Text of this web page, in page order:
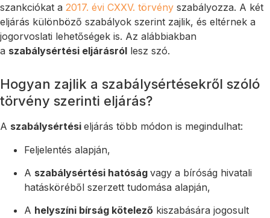
szankciókat a 2017. évi CXXV. törvény szabályozza. A két
eljárás különböző szabályok szerint zajlik, és eltérnek a
jogorvoslati lehetőségek is. Az alábbiakban
a szabálysértési eljárásról lesz szó.
Hogyan zajlik a szabálysértésekről szóló
törvény szerinti eljárás?
A szabálysértési eljárás több módon is megindulhat:
Feljelentés alapján,
A szabálysértési hatóság vagy a bíróság hivatali
hatásköréből szerzett tudomása alapján,
A helyszíni bírság kötelező kiszabására jogosult